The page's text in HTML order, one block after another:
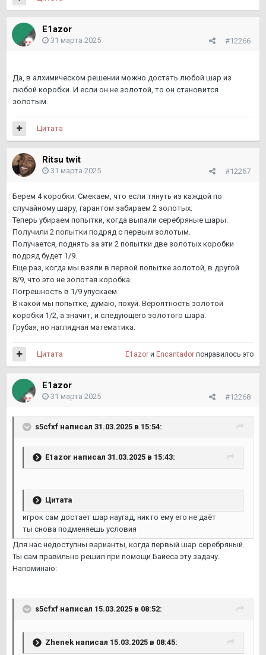
E1azor
#12266
31 марта 2025
Да, в алхимическом решении можно достать любой шар из
любой коробки. И если он не золотой, то он становится
золотым.
Цитата
Ritsu twit
#12267
31 марта 2025
Берем 4 коробки. Смекаем, что если тянуть из каждой по
случайному шару, гарантом забираем 2 золотых.
Теперь убираем попытки, когда выпали серебряные шары.
Получили 2 попытки подряд с первым золотым.
Получается, поднять за эти 2 попытки две золотых коробки
подряд будет 1/9.
Еще раз, когда мы взяли в первой попытке золотой, в другой
8/9, что это не золотая коробка.
Погрешность в 1/9 упускаем.
В какой мы попытке, думаю, похуй. Вероятность золотой
коробки 1/2, а значит, и следующего золотого шара.
Грубая, но наглядная математика.
E1azor и Encantador понравилось это
Цитата
E1azor
#12268
31 марта 2025
s5cfxf написал 31.03.2025 в 15:54:
E1azor написал 31.03.2025 в 15:43:
Цитата
игрок сам достает шар наугад, никто ему его не даёт
ты снова подменяешь условия
Для нас недоступны варианты, когда первый шар серебряный.
Ты сам правильно решил при помощи Байеса эту задачу.
Напоминаю:
s5cfxf написал 15.03.2025 в 08:52:
Zhenek написал 15.03.2025 в 08:45: